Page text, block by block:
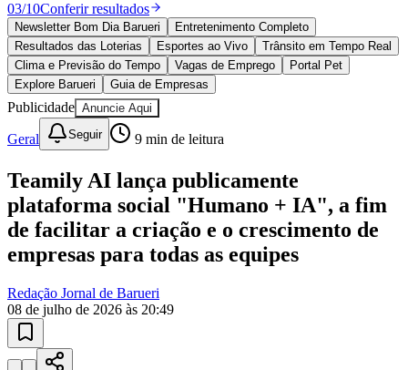
Goiás
03/10Conferir resultados
Newsletter Bom Dia Barueri
Entretenimento Completo
Resultados das Loterias
Esportes ao Vivo
Trânsito em Tempo Real
Clima e Previsão do Tempo
Vagas de Emprego
Portal Pet
Explore Barueri
Guia de Empresas
Publicidade Anuncie Aqui
Geral Seguir 9 min de leitura
Teamily AI lança publicamente
plataforma social "Humano + IA", a fim
de facilitar a criação e o crescimento de
empresas para todas as equipes
Redação Jornal de Barueri
08 de julho de 2026 às 20:49